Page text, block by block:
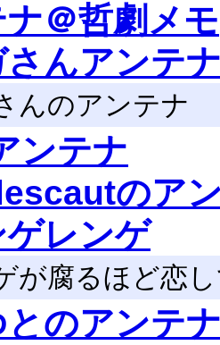
＠哲劇メモ
さんアンテ
んのアンテナ
ンテナ
のア
ゲレンゲ
が腐るほど恋
のアンテ